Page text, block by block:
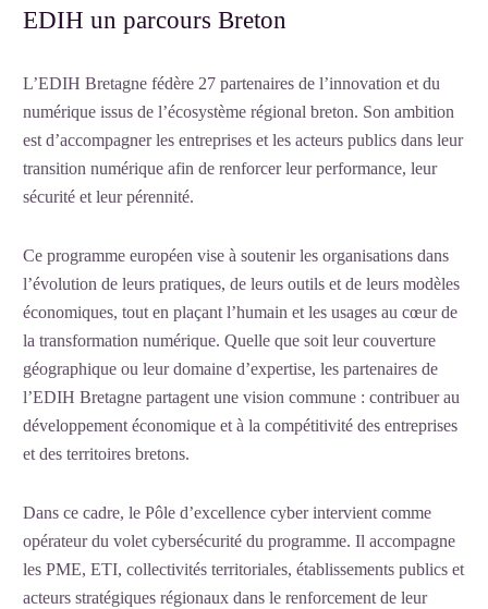
EDIH un parcours Breton
L’EDIH Bretagne fédère 27 partenaires de l’innovation et du
numérique issus de l’écosystème régional breton. Son ambition
est d’accompagner les entreprises et les acteurs publics dans leur
transition numérique afin de renforcer leur performance, leur
sécurité et leur pérennité.
Ce programme européen vise à soutenir les organisations dans
l’évolution de leurs pratiques, de leurs outils et de leurs modèles
économiques, tout en plaçant l’humain et les usages au cœur de
la transformation numérique. Quelle que soit leur couverture
géographique ou leur domaine d’expertise, les partenaires de
l’EDIH Bretagne partagent une vision commune : contribuer au
développement économique et à la compétitivité des entreprises
et des territoires bretons.
Dans ce cadre, le Pôle d’excellence cyber intervient comme
opérateur du volet cybersécurité du programme. Il accompagne
les PME, ETI, collectivités territoriales, établissements publics et
acteurs stratégiques régionaux dans le renforcement de leur